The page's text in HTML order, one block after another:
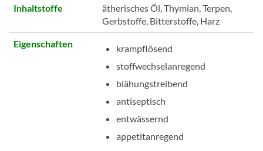
Inhaltstoffe
ätherisches Öl, Thymian, Terpen,
Gerbstoffe, Bitterstoffe, Harz
Eigenschaften
krampflösend
stoffwechselanregend
blähungstreibend
antiseptisch
entwässernd
appetitanregend